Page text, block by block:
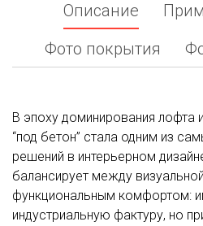
Описание
Фото покрытия
В эпоху доминирования лофта
“под бетон” стала одним из
решений в интерьерном
балансирует между
функциональным комфортом:
индустриальную фактуру, но